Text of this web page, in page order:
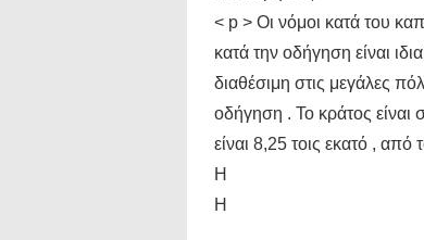
< p > Οι νόμοι κατά του
κατά την οδήγηση είναι
διαθέσιμη στις μεγάλες
οδήγηση . Το κράτος
είναι 8,25 τοις εκατό , από
Η
Η